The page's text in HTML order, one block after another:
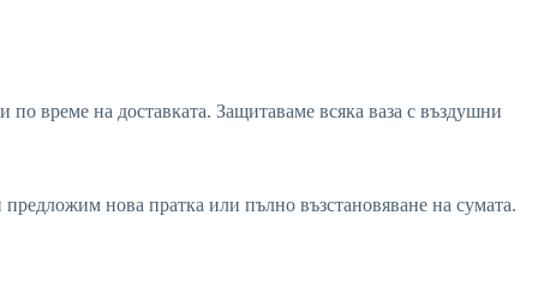
време на доставката. Защитаваме всяка ваза с въздушни
нова пратка или пълно възстановяване на сумата.